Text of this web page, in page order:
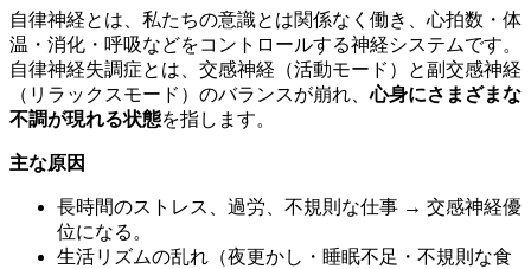
自律神経とは、私たちの意識とは関係なく働き、心拍数・体
温・消化・呼吸などをコントロールする神経システムです。
自律神経失調症とは、交感神経（活動モード）と副交感神経
（リラックスモード）のバランスが崩れ、心身にさまざまな
不調が現れる状態を指します。
主な原因
長時間のストレス、過労、不規則な仕事 → 交感神経優
位になる。
生活リズムの乱れ（夜更かし・睡眠不足・不規則な食